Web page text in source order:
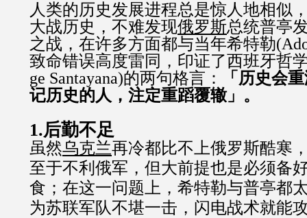
人类的历史发展进程总是惊人地相似
大战历史，不难发现俄罗斯总统普亭
之战，在许多方面都与当年希特勒
致命错误高度雷同，印证了西班牙哲
ge Santayana)的两句格言：
「历史会
记历史的人，注定重蹈覆辙」。
1.后勤不足
虽然乌克兰再冷都比不上俄罗斯酷寒
至于不利俄军，但大前提也是必须备
食；在这一问题上，希特勒与普亭都
为苏联军队不堪一击，闪电战术就能